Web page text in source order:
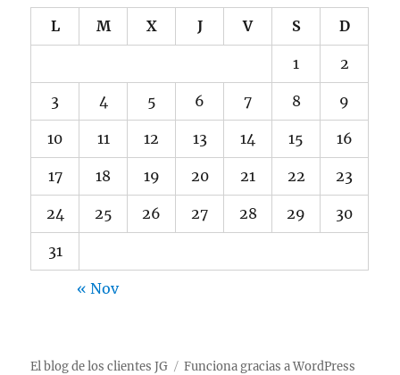
L M X J V S D
1 2
3 4 5 6 7 8 9
10 11 12 13 14 15 16
17 18 19 20 21 22 23
24 25 26 27 28 29 30
31
« Nov
El blog de los clientes JG Funciona gracias a WordPress